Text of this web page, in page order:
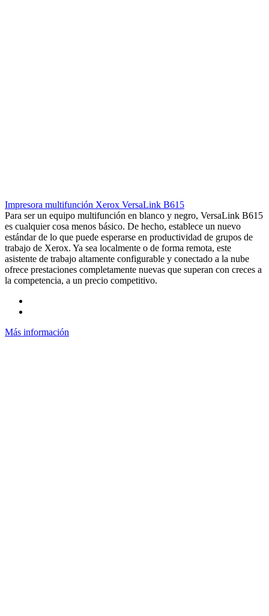
Impresora multifunción Xerox VersaLink B615
Para ser un equipo multifunción en blanco y negro, VersaLink B615
es cualquier cosa menos básico. De hecho, establece un nuevo
estándar de lo que puede esperarse en productividad de grupos de
trabajo de Xerox. Ya sea localmente o de forma remota, este
asistente de trabajo altamente configurable y conectado a la nube
ofrece prestaciones completamente nuevas que superan con creces a
la competencia, a un precio competitivo.
Más información